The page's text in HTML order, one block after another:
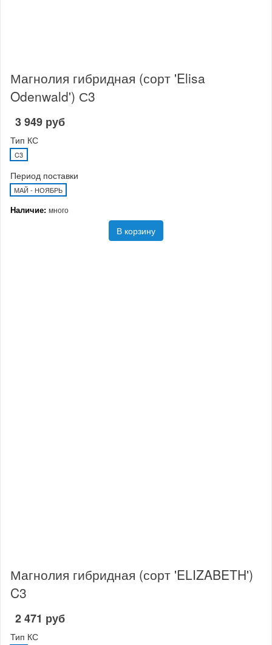
Магнолия гибридная (сорт 'Elisa
Odenwald') С3
3 949 руб
Тип КС
C3
Период поставки
МАЙ - НОЯБРЬ
Наличие: много
В корзину
Магнолия гибридная (сорт 'ELIZABETH')
C3
2 471 руб
Тип КС